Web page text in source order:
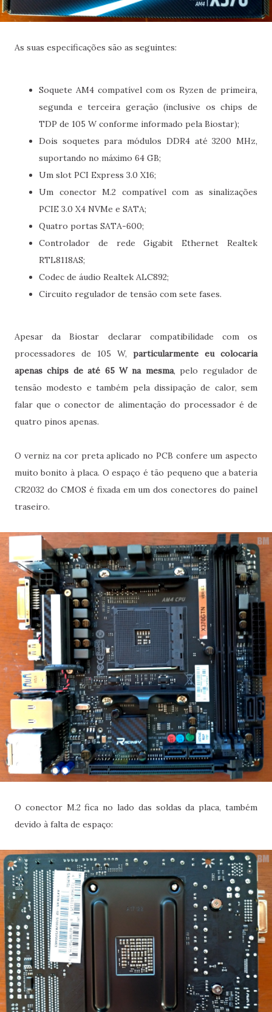
As suas especificações são as seguintes:
Soquete AM4 compatível com os Ryzen de primeira,
segunda e terceira geração (inclusive os chips de
TDP de 105 W conforme informado pela Biostar);
Dois soquetes para módulos DDR4 até 3200 MHz,
suportando no máximo 64 GB;
Um slot PCI Express 3.0 X16;
Um conector M.2 compatível com as sinalizações
PCIE 3.0 X4 NVMe e SATA;
Quatro portas SATA-600;
Controlador de rede Gigabit Ethernet Realtek
RTL8118AS;
Codec de áudio Realtek ALC892;
Circuito regulador de tensão com sete fases.
Apesar da Biostar declarar compatibilidade com os
processadores de 105 W, particularmente eu colocaria
apenas chips de até 65 W na mesma, pelo regulador de
tensão modesto e também pela dissipação de calor, sem
falar que o conector de alimentação do processador é de
quatro pinos apenas.
O verniz na cor preta aplicado no PCB confere um aspecto
muito bonito à placa. O espaço é tão pequeno que a bateria
CR2032 do CMOS é fixada em um dos conectores do painel
traseiro.
O conector M.2 fica no lado das soldas da placa, também
devido à falta de espaço: